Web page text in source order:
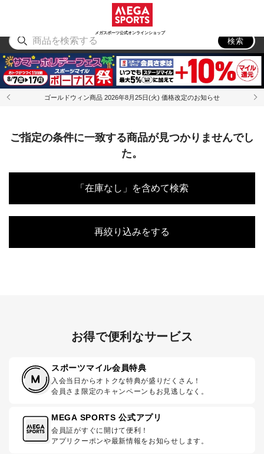
メガスポーツ公式オンラインショップ
アウトドア
検索
ゴールドウィン商品 2026年8月25日(火) 価格改定のお知らせ
ご指定の条件に一致する商品が見つかりませんでし
た。
「在庫なし」を含めて検索
再絞り込みをする
お得で便利なサービス
スポーツマイル会員特典
入会当日からオトクな特典が盛りだくさん！
会員さま限定のキャンペーンもお見逃しなく。
MEGA SPORTS 公式アプリ
会員証がすぐに開けて便利！
アプリクーポンや最新情報をお知らせします。